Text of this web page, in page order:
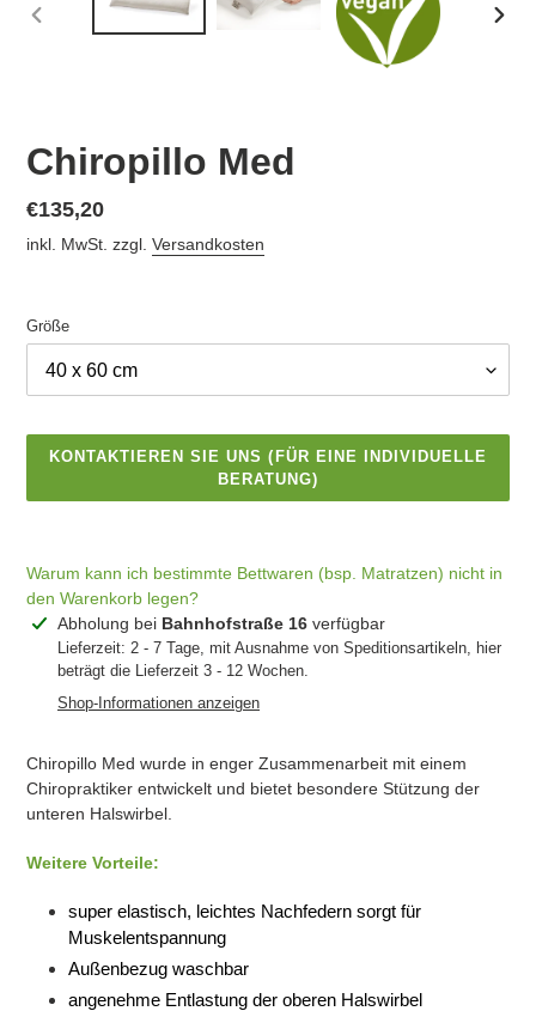
VORHERIGER
Chiropillo Med
Normaler
Preis
€135,20
inkl. MwSt. zzgl. Versandkosten
Größe
KONTAKTIEREN SIE UNS (FÜR EINE INDIVIDUELLE
BERATUNG)
Warum kann ich bestimmte Bettwaren (bsp. Matratzen) nicht in
den Warenkorb legen?
IN DEN
WARENKORB
LEGEN
CHECKOUT
Produkt
Warenkorb
Abholung bei Bahnhofstraße 16 verfügbar
Lieferzeit: 2 - 7 Tage, mit Ausnahme von Speditionsartikeln, hier
beträgt die Lieferzeit 3 - 12 Wochen.
Shop-Informationen anzeigen
Chiropillo Med wurde in enger Zusammenarbeit mit einem
Chiropraktiker entwickelt und bietet besondere Stützung der
unteren Halswirbel.
Weitere Vorteile:
super elastisch, leichtes Nachfedern sorgt für
Muskelentspannung
Außenbezug waschbar
angenehme Entlastung der oberen Halswirbel